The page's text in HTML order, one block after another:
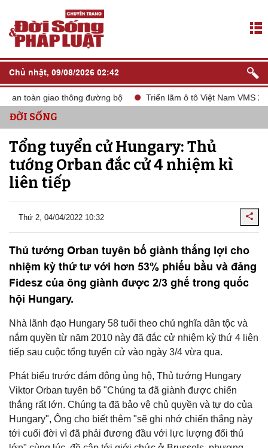
Chủ nhật, 09/08/2026 02:42
toàn giao thông đường bộ Triển lãm ô tô Việt Nam VMS 2024
ĐỜI SỐNG
Tổng tuyển cử Hungary: Thủ
tướng Orban đắc cử 4 nhiệm kì
liên tiếp
Thứ 2, 04/04/2022 10:32
Thủ tướng Orban tuyên bố giành thắng lợi cho
nhiệm kỳ thứ tư với hơn 53% phiếu bầu và đảng
Fidesz của ông giành được 2/3 ghế trong quốc
hội Hungary.
Nhà lãnh đạo Hungary 58 tuổi theo chủ nghĩa dân tộc và
nắm quyền từ năm 2010 này đã đắc cử nhiệm kỳ thứ 4 liên
tiếp sau cuộc tổng tuyển cử vào ngày 3/4 vừa qua.
Phát biểu trước đám đông ủng hộ, Thủ tướng Hungary
Viktor Orban tuyên bố "Chúng ta đã giành được chiến
thắng rất lớn. Chúng ta đã bảo vệ chủ quyền và tự do của
Hungary", Ông cho biết thêm "sẽ ghi nhớ chiến thắng này
tới cuối đời vì đã phải đương đầu với lực lượng đối thủ